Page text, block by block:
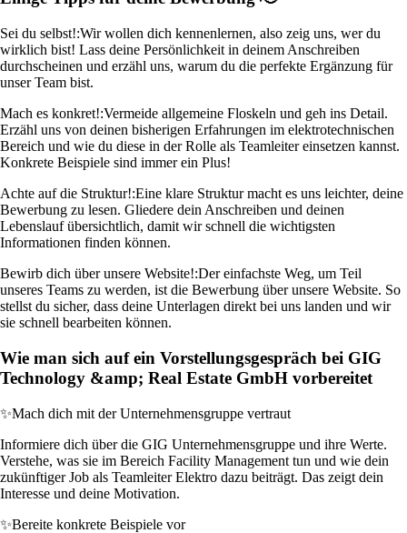
Sei du selbst!:Wir wollen dich kennenlernen, also zeig uns, wer du
wirklich bist! Lass deine Persönlichkeit in deinem Anschreiben
durchscheinen und erzähl uns, warum du die perfekte Ergänzung für
unser Team bist.
Mach es konkret!:Vermeide allgemeine Floskeln und geh ins Detail.
Erzähl uns von deinen bisherigen Erfahrungen im elektrotechnischen
Bereich und wie du diese in der Rolle als Teamleiter einsetzen kannst.
Konkrete Beispiele sind immer ein Plus!
Achte auf die Struktur!:Eine klare Struktur macht es uns leichter, deine
Bewerbung zu lesen. Gliedere dein Anschreiben und deinen
Lebenslauf übersichtlich, damit wir schnell die wichtigsten
Informationen finden können.
Bewirb dich über unsere Website!:Der einfachste Weg, um Teil
unseres Teams zu werden, ist die Bewerbung über unsere Website. So
stellst du sicher, dass deine Unterlagen direkt bei uns landen und wir
sie schnell bearbeiten können.
Wie man sich auf ein Vorstellungsgespräch bei GIG
Technology &amp; Real Estate GmbH vorbereitet
✨Mach dich mit der Unternehmensgruppe vertraut
Informiere dich über die GIG Unternehmensgruppe und ihre Werte.
Verstehe, was sie im Bereich Facility Management tun und wie dein
zukünftiger Job als Teamleiter Elektro dazu beiträgt. Das zeigt dein
Interesse und deine Motivation.
✨Bereite konkrete Beispiele vor